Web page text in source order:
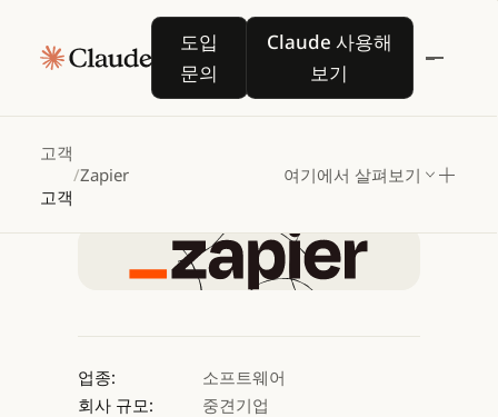
도입
문의
도입 문의
Claude 사용해
보기
Claude 사용해 보기
고객
고객
/Zapier 여기에서 살펴보기
Zapier,Claudefor
Enterprise로
AI 우선
원격문화구축
Claude 사용해 보기
Claude 사용해 보기
업종:
소프트웨어
회사 규모:
중견기업